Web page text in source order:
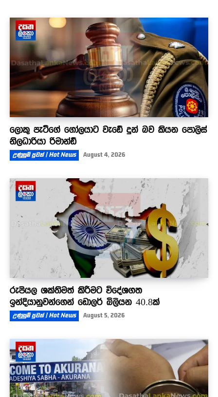
ලොකු පැටීගේ ගෝලයාට වැඩේ දුන් බව කියන පොලිස්
නිලධාරියා රිමාන්ඩ්
උණුසුම් පුවත් | Hot News August 4, 2026
රුපියල ශක්තිමත් කිරීමට විදේශගත
ඉන්දියානුවන්ගෙන් ඩොලර් බිලියන 40.8ක්
උණුසුම් පුවත් | Hot News August 5, 2026